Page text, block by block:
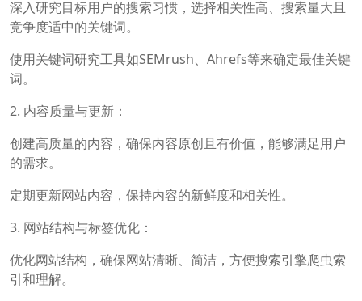
深入研究目标用户的搜索习惯，选择相关性高、搜索量大且
竞争度适中的关键词。
使用关键词研究工具如SEMrush、Ahrefs等来确定最佳关键
词。
2. 内容质量与更新：
创建高质量的内容，确保内容原创且有价值，能够满足用户
的需求。
定期更新网站内容，保持内容的新鲜度和相关性。
3. 网站结构与标签优化：
优化网站结构，确保网站清晰、简洁，方便搜索引擎爬虫索
引和理解。